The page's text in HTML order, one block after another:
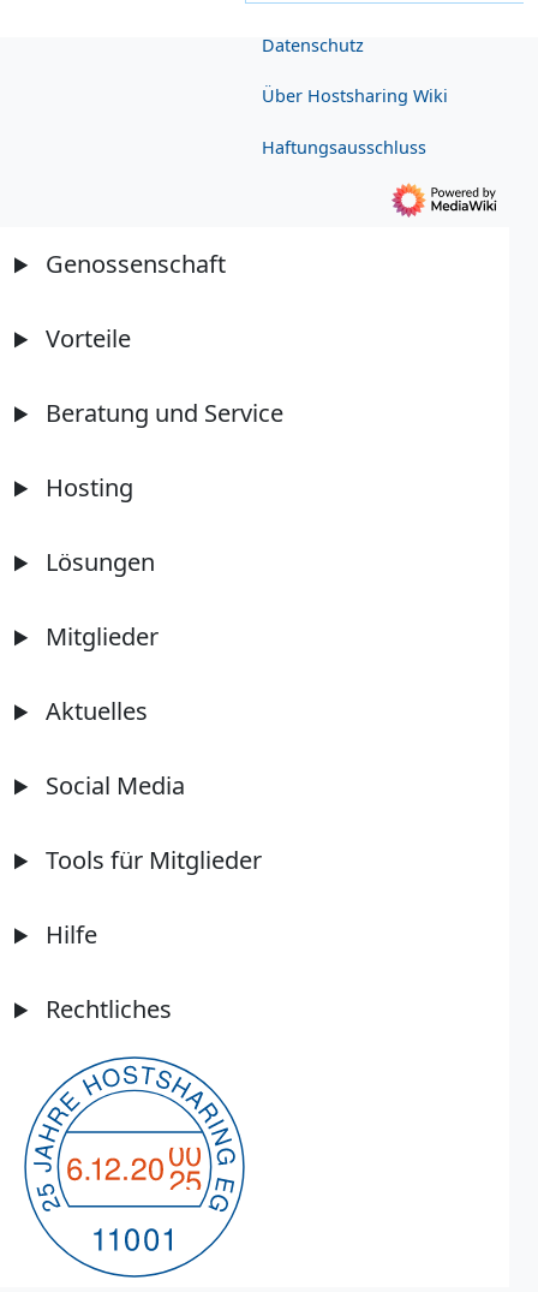
Datenschutz
Über Hostsharing Wiki
Haftungsausschluss
Genossenschaft
Vorteile
Beratung und Service
Hosting
Lösungen
Mitglieder
Aktuelles
Social Media
Tools für Mitglieder
Hilfe
Rechtliches